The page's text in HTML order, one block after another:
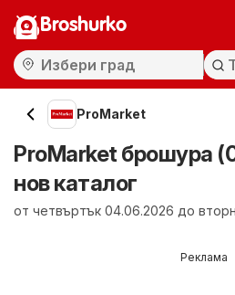
Broshurko
ProMarket
ProMarket брошура
нов каталог
от четвъртък 04.06.2026 до
Реклама